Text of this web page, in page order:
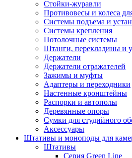
Стойки-журавли
Противовесы и колеса
Системы подъема и
Системы крепления
Потолочные системы
Штанги, перекладины и
Держатели
Держатели отражателей
Зажимы и муфты
Адаптеры и переходники
Настенные кронштейны
Распорки и автополы
Деревянные опоры
Сумки для студийного
Аксессуары
Штативы и моноподы для
Штативы
Серия Green Line